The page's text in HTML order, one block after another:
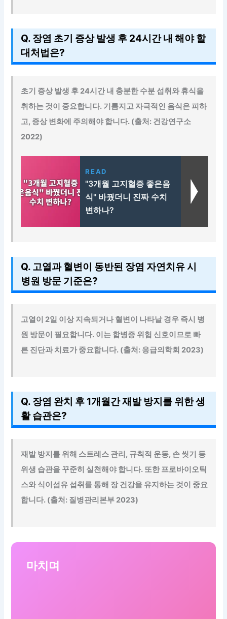
Q. 장염 초기 증상 발생 후 24시간 내 해야 할
대처법은?
초기 증상 발생 후 24시간 내 충분한 수분 섭취와 휴식을
취하는 것이 중요합니다. 기름지고 자극적인 음식은 피하
고, 증상 변화에 주의해야 합니다. (출처: 건강연구소
2022)
READ
"3개월 고지혈증 좋은음
식" 바꿨더니 진짜 수치
변하나?
Q. 고열과 혈변이 동반된 장염 자연치유 시
병원 방문 기준은?
고열이 2일 이상 지속되거나 혈변이 나타날 경우 즉시 병
원 방문이 필요합니다. 이는 합병증 위험 신호이므로 빠
른 진단과 치료가 중요합니다. (출처: 응급의학회 2023)
Q. 장염 완치 후 1개월간 재발 방지를 위한 생
활 습관은?
재발 방지를 위해 스트레스 관리, 규칙적 운동, 손 씻기 등
위생 습관을 꾸준히 실천해야 합니다. 또한 프로바이오틱
스와 식이섬유 섭취를 통해 장 건강을 유지하는 것이 중요
합니다. (출처: 질병관리본부 2023)
마치며